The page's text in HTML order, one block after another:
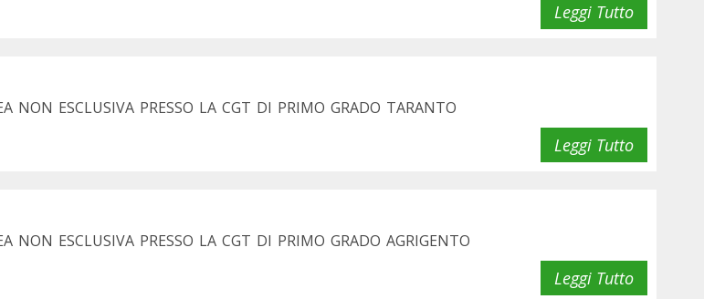
Leggi Tutto
NON ESCLUSIVA PRESSO LA CGT DI PRIMO GRADO TARANTO
Leggi Tutto
NON ESCLUSIVA PRESSO LA CGT DI PRIMO GRADO AGRIGENTO
Leggi Tutto